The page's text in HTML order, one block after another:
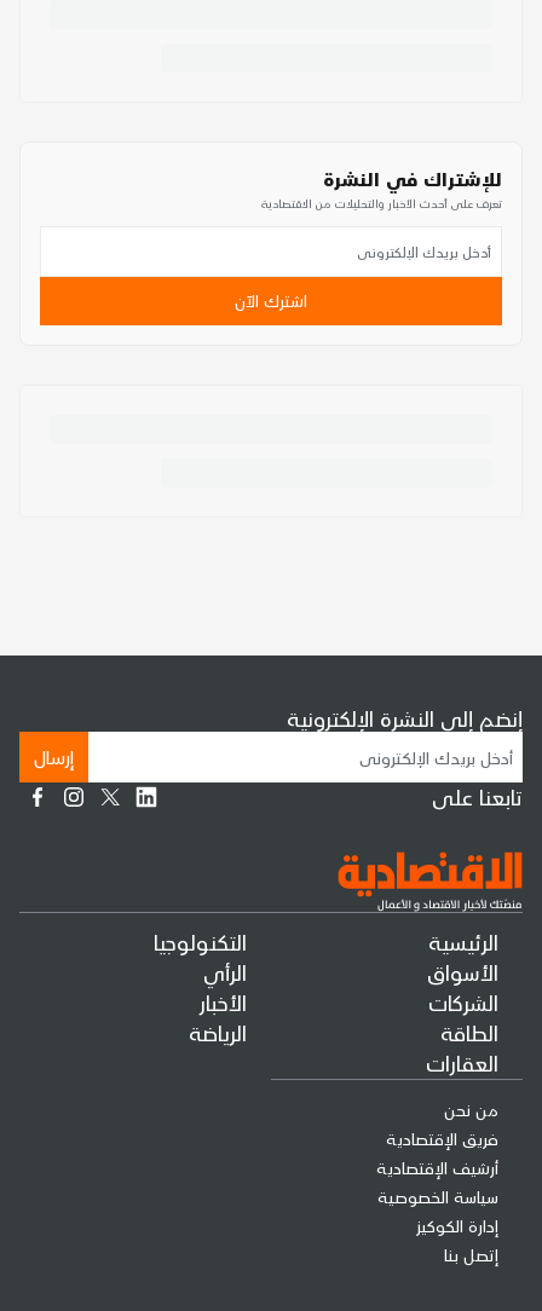
للإشتراك في النشرة
تعرف على أحدث الأخبار والتحليلات من الاقتصادية
اشترك الآن
الرئيسية
الأسواق
الشركات
الطاقة
العقارات
التكنولوجيا
الرأي
الأخبار
الرياضة
من نحن
فريق الإقتصادية
أرشيف الإقتصادية
سياسة الخصوصية
إدارة الكوكيز
إتصل بنا
إنضم إلى النشرة الإلكترونية
إرسال
تابعنا على